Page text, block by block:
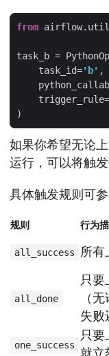
from
    task_id=
'b'
如果你希望无论
运行，可以将触
具体触发规则可参
规则 行为
all_success 所有
all_done
只
（
失败
one_success
只要
就立